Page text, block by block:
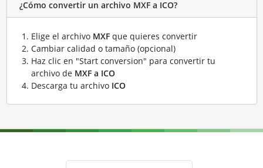
¿Cómo convertir un archivo MXF a ICO?
Elige el archivo MXFque quieres convertir
Cambiar calidad o tamaño (opcional)
Haz clic en "Start conversion" para convertir tu
archivo de MXF a ICO
Descarga tu archivo ICO